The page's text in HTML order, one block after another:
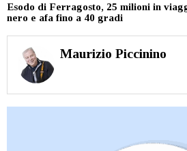
Esodo di Ferragosto, 25 milioni in
nero e afa fino a 40 gradi
Maurizio Piccinino